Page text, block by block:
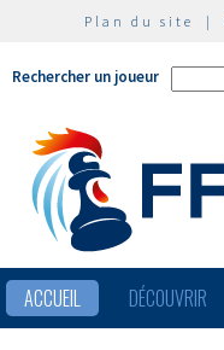
Plan du site |
Rechercher un joueur
ACCUEIL DÉCOUVRIR